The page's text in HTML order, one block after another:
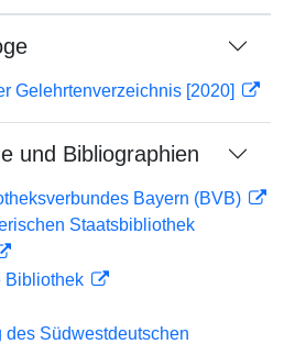
Gelehrtenverzeichnis [2020]
und Bibliographien
Bayern (BVB)
Staatsbibliothek
Bibliothek
des Südwestdeutschen